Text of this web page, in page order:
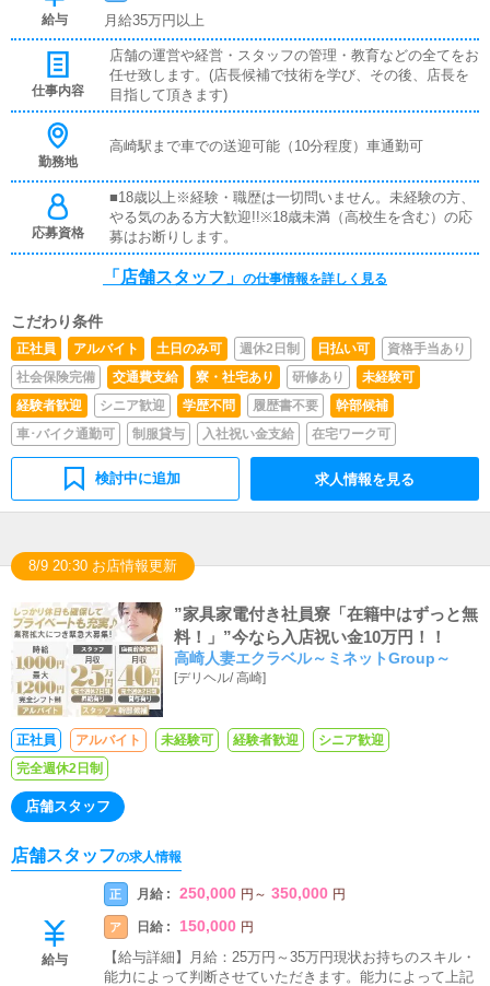
給与 月給35万円以上
仕事内容
店舗の運営や経営・スタッフの管理・教育などの全てをお
任せ致します。(店長候補で技術を学び、その後、店長を
目指して頂きます)
勤務地
高崎駅まで車での送迎可能（10分程度）車通勤可
応募資格
■18歳以上※経験・職歴は一切問いません。未経験の方、
やる気のある方大歓迎!!※18歳未満（高校生を含む）の応
募はお断りします。
「店舗スタッフ」 の仕事情報を詳しく見る
こだわり条件
正社員 アルバイト 土日のみ可 週休2日制 日払い可
資格手当あり
社会保険完備
交通費支給 寮・社宅あり 研修あり
未経験可
経験者歓迎
シニア歓迎 学歴不問 履歴書不要
幹部候補
車･バイク通勤可
制服貸与 入社祝い金支給 在宅ワーク可
検討中に追加 求人情報を見る
8/9 20:30 お店情報更新
”家具家電付き社員寮「在籍中はずっと無
料！」”今なら入店祝い金10万円！！
高崎人妻エクラベル～ミネットGroup～
[デリヘル/高崎]
正社員 アルバイト 未経験可 経験者歓迎
シニア歓迎
完全週休2日制
店舗スタッフ
店舗スタッフの求人情報
給与
正 月給 : 250,000 円 ～ 350,000 円
ア 日給 : 150,000 円
【給与詳細】月給：25万円～35万円現状お持ちのスキル・
能力によって判断させていただきます。能力によって上記